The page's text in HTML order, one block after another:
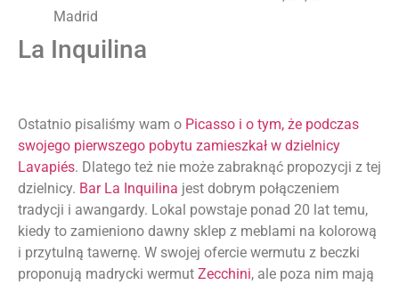
Madrid
La Inquilina
Ostatnio pisaliśmy wam o Picasso i o tym, że podczas
swojego pierwszego pobytu zamieszkał w dzielnicy
Lavapiés. Dlatego też nie może zabraknąć propozycji z tej
dzielnicy. Bar La Inquilina jest dobrym połączeniem
tradycji i awangardy. Lokal powstaje ponad 20 lat temu,
kiedy to zamieniono dawny sklep z meblami na kolorową
i przytulną tawernę. W swojej ofercie wermutu z beczki
proponują madrycki wermut Zecchini, ale poza nim mają